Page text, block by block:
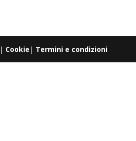
| Cookie | Termini e condizioni